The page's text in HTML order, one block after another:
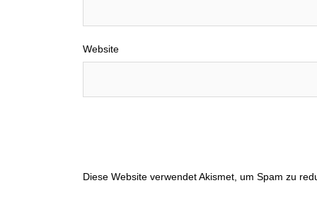
Website
Diese Website verwendet Akismet, um Spam zu